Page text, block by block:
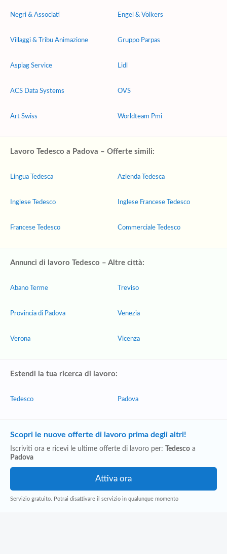
Negri & Associati
Villaggi & Tribu Animazione
Aspiag Service
ACS Data Systems
Art Swiss
Engel & Völkers
Gruppo Parpas
Lidl
OVS
Worldteam Pmi
Lavoro Tedesco a Padova – Offerte simili:
Lingua Tedesca
Inglese Tedesco
Francese Tedesco
Azienda Tedesca
Inglese Francese Tedesco
Commerciale Tedesco
Annunci di lavoro Tedesco – Altre città:
Abano Terme
Provincia di Padova
Verona
Treviso
Venezia
Vicenza
Estendi la tua ricerca di lavoro:
Tedesco Padova
Scopri le nuove offerte di lavoro prima degli altri!
Iscriviti ora e ricevi le ultime offerte di lavoro per: Tedesco a
Padova
Servizio gratuito. Potrai disattivare il servizio in qualunque momento